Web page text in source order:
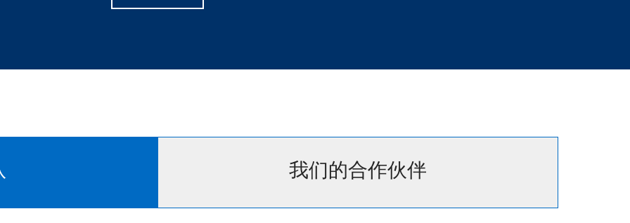
我们的合作伙伴